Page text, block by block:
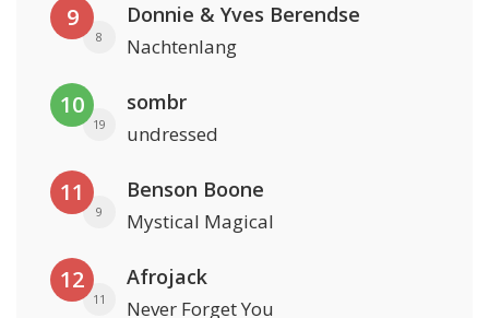
9
8
Donnie & Yves Berendse
Nachtenlang
10
19
sombr
undressed
11
9
Benson Boone
Mystical Magical
12
11
Afrojack
Never Forget You